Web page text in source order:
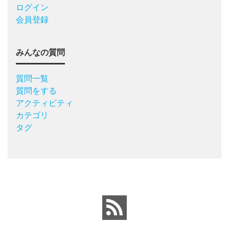
ログイン
会員登録
みんなの質問
質問一覧
質問をする
アクティビティ
カテゴリ
タグ